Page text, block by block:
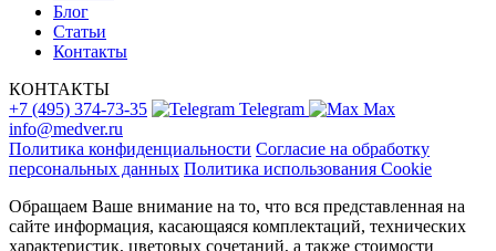
Блог
Статьи
Контакты
КОНТАКТЫ
+7 (495) 374-73-35
Telegram
Max
info@medver.ru
Политика конфиденциальности Согласие на обработку
персональных данных Политика использования Cookie
Обращаем Ваше внимание на то, что вся представленная на
сайте информация, касающаяся комплектаций, технических
характеристик, цветовых сочетаний, а также стоимости